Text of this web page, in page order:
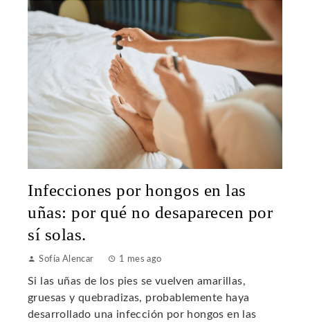
Infecciones por hongos en las
uñas: por qué no desaparecen por
sí solas.
Sofía Alencar 1 mes ago
Si las uñas de los pies se vuelven amarillas,
gruesas y quebradizas, probablemente haya
desarrollado una infección por hongos en las